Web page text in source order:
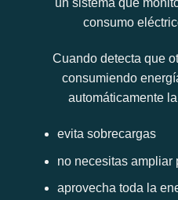
un sistema que
consumo
Cuando detecta que
consumiendo
automáticamente
evita sobrecargas
no necesitas ampliar
aprovecha toda la